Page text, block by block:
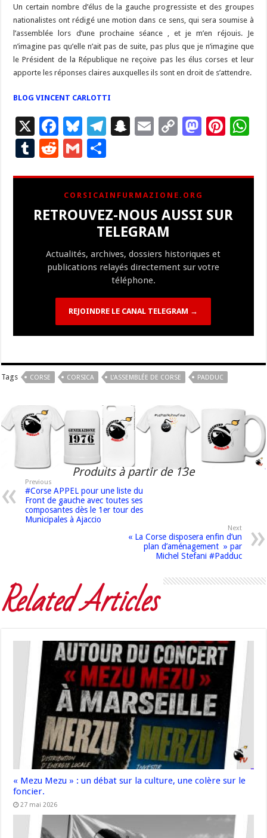
Un certain nombre d’élus de la gauche progressiste et des groupes
nationalistes ont rédigé une motion dans ce sens, qui sera soumise à
l’assemblée lors d’une prochaine séance , et je m’en réjouis. Je
n’imagine pas qu’elle n’ait pas de suite, pas plus que je n’imagine que
le Président de la République ne reçoive pas les élus corses et leur
apporte les réponses claires auxquelles ils sont en droit de s’attendre.
BLOG VINCENT CARLOTTI
X
F
ac
e
b
o
o
Bl
u
es
ky
T
gr
a
m
S
p
c
h
at
E
l
C
y
Li
n
M
d
n
Pi
es
T
bl
r
R
d
di
t
G
ai
l
ta
g
er
CORSICAINFURMAZIONE.ORG
RETROUVEZ-NOUS AUSSI SUR
TELEGRAM
Actualités, archives, dossiers historiques et
publications relayés directement sur votre
téléphone.
REJOINDRE LE CANAL TELEGRAM →
Tags CORSE CORSICA L'ASSEMBLÉE DE CORSE PADDUC
Produits à partir de 13e
Previous
#Corse APPEL pour une liste du
Front de gauche avec toutes ses
composantes dès le 1er tour des
Municipales à Ajaccio
Next
« La Corse disposera enfin d’un
plan d’aménagement » par
Michel Stefani #Padduc
Related Articles
« Mezu Mezu » : un débat sur la culture, une colère sur le
foncier.
27 mai 2026